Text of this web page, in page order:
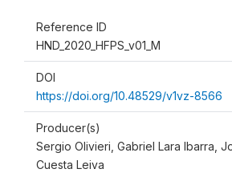
Reference ID
HND_2020_HFPS_v01_M
DOI
https://doi.org/10.48529/v1vz-8566
Producer(s)
Sergio Olivieri, Gabriel Lara Ibarra,
Cuesta Leiva